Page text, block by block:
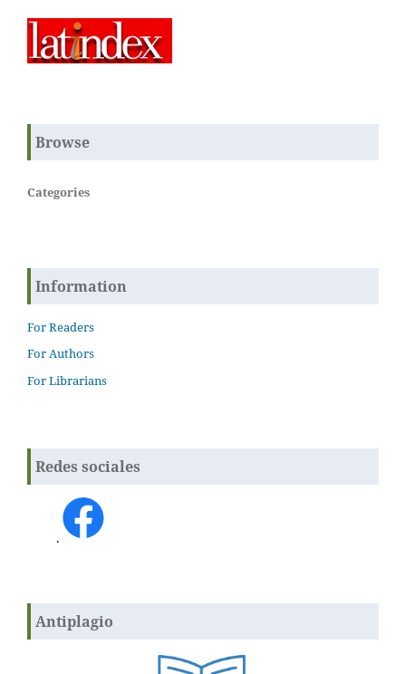
Browse
Categories
Information
For Readers
For Authors
For Librarians
Redes sociales
.
Antiplagio